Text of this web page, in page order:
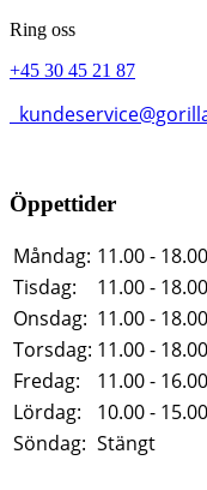
Ring oss
+45 30 45 21 87
Öppettider
Måndag: 11.00 - 18.00
Tisdag:
11.00 - 18.00
Onsdag: 11.00 - 18.00
Torsdag: 11.00 - 18.00
Fredag:
11.00 - 16.00
Lördag:
10.00 - 15.00
Söndag: Stängt